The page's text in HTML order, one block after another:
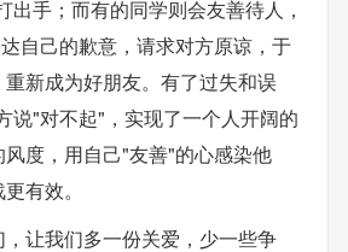
出手；而有的同学则会友善待人，
自己的歉意，请求对方原谅，于
新成为好朋友。有了过失和误
说"对不起"，实现了一个人开阔的
度，用自己"友善"的心感染他
有效。
让我们多一份关爱，少一些争